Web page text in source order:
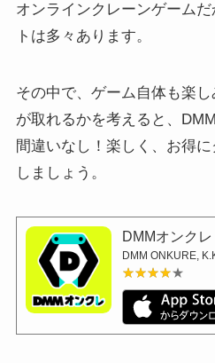
オンラインクレーンゲーム
トは多々あります。
その中で、ゲーム自体も楽
が取れるかを考えると、
間違いなし！楽しく、お得
しましょう。
DMMオンクレ
DMM ONKURE,
★★★★★
★★★★★